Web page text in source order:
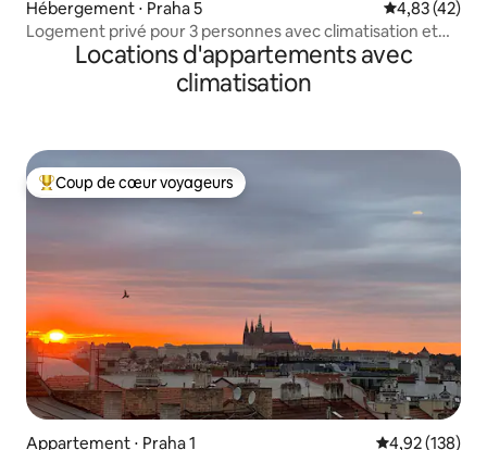
Hébergement ⋅ Praha 5 Évaluation
4,83 (42)
Logement privé pour 3 personnes avec climatisation et
balcon privé ! Nouveau
Locations d'appartements avec
climatisation
Coups de cœur voyageurs les plus appréciés
Coup de cœur voyageurs
Appartement ⋅ Praha 1 Évaluation
4,92 (138)